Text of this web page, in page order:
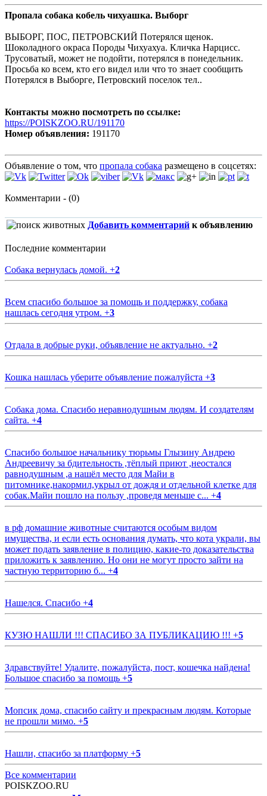
Пропала собака кобель чихуашка. Выборг
ВЫБОРГ, ПОС, ПЕТРОВСКИЙ Потерялся щенок.
Шоколадного окраса Породы Чихуахуа. Кличка Нарцисс.
Трусоватый, может не подойти, потерялся в понедельник.
Просьба ко всем, кто его видел или что то знает сообщить
Потерялся в Выборге, Петровский поселок тел..
Контакты можно посмотреть по ссылке:
https://POISKZOO.RU/191170
Номер объявления: 191170
Объявление о том, что пропала собака размещено в соцсетях:
Комментарии - (0)
Добавить комментарий к объявлению
Последние комментарии
Собака вернулась домой. +2
Всем спасибо большое за помощь и поддержку, собака
нашлась сегодня утром. +3
Отдала в добрые руки, объявление не актуально. +2
Кошка нашлась уберите объявление пожалуйста +3
Собака дома. Спасибо неравнодушным людям. И создателям
сайта. +4
Спасибо большое начальнику тюрьмы Глызину Андрею
Андреевичу за бдительность ,тёплый приют ,неостался
равнодушным ,а нашёл место для Майи в
питомнике,накормил,укрыл от дождя и отдельной клетке для
собак.Майи пошло на пользу ,проведя меньше с... +4
в рф домашние животные считаются особым видом
имущества, и если есть основания думать, что кота украли, вы
может подать заявление в полицию, какие-то доказательства
приложить к заявлению. Но они не могут просто зайти на
частную территорию б... +4
Нашелся. Спасибо +4
КУЗЮ НАШЛИ !!! СПАСИБО ЗА ПУБЛИКАЦИЮ !!! +5
Здравствуйте! Удалите, пожалуйста, пост, кошечка найдена!
Большое спасибо за помощь +5
Мопсик дома, спасибо сайту и прекрасным людям. Которые
не прошли мимо. +5
Нашли, спасибо за платформу +5
Все комментарии
POISKZOO.RU